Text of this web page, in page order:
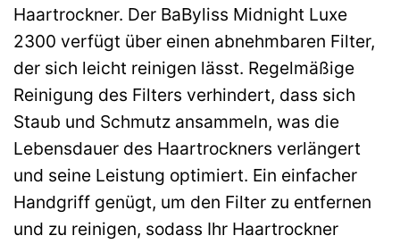
Haartrockner. Der BaByliss Midnight Luxe
2300 verfügt über einen abnehmbaren Filter,
der sich leicht reinigen lässt. Regelmäßige
Reinigung des Filters verhindert, dass sich
Staub und Schmutz ansammeln, was die
Lebensdauer des Haartrockners verlängert
und seine Leistung optimiert. Ein einfacher
Handgriff genügt, um den Filter zu entfernen
und zu reinigen, sodass Ihr Haartrockner